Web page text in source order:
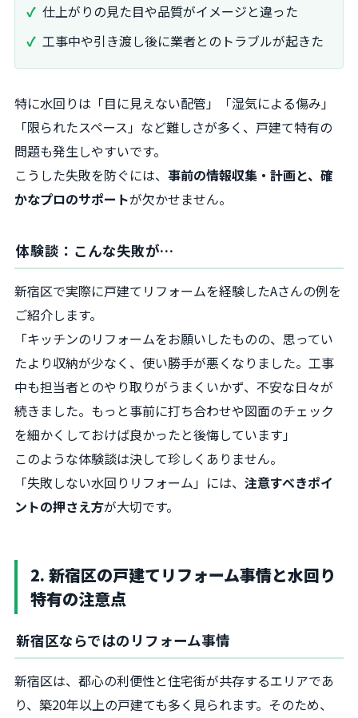
仕上がりの見た目や品質がイメージと違った
工事中や引き渡し後に業者とのトラブルが起きた
特に水回りは「目に見えない配管」「湿気による傷み」
「限られたスペース」など難しさが多く、戸建て特有の
問題も発生しやすいです。
こうした失敗を防ぐには、 事前の情報収集・計画と、確
かなプロのサポートが欠かせません。
体験談：こんな失敗が…
新宿区で実際に戸建てリフォームを経験したAさんの例を
ご紹介します。
「キッチンのリフォームをお願いしたものの、思ってい
たより収納が少なく、使い勝手が悪くなりました。工事
中も担当者とのやり取りがうまくいかず、不安な日々が
続きました。もっと事前に打ち合わせや図面のチェック
を細かくしておけば良かったと後悔しています」
このような体験談は決して珍しくありません。
「失敗しない水回りリフォーム」には、 注意すべきポイ
ントの押さえ方が大切です。
2. 新宿区の戸建てリフォーム事情と水回り
特有の注意点
新宿区ならではのリフォーム事情
新宿区は、都心の利便性と住宅街が共存するエリアであ
り、築20年以上の戸建ても多く見られます。そのため、